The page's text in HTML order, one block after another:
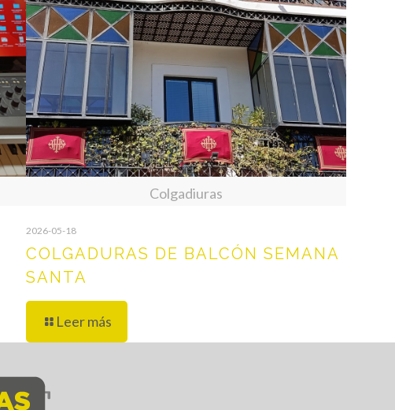
Colgadiuras
2026-05-18
COLGADURAS DE BALCÓN SEMANA
SANTA
Leer más